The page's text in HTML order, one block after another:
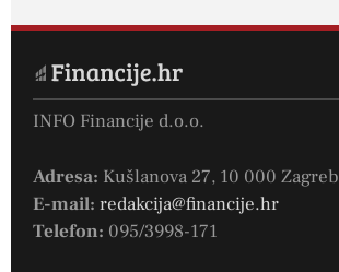
INFO Financije d.o.o.
Adresa: Kušlanova 27, 10 000 Zagreb
E-mail: redakcija@financije.hr
Telefon: 095/3998-171